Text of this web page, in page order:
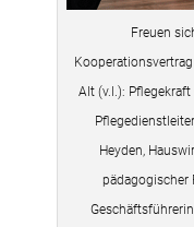
Freuen
Alt (v.l.):
Heyden,
pädagogischer